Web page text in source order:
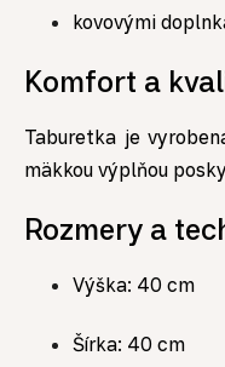
kovovými
Komfort a
Taburetka je
mäkkou výplňou
Rozmery a
Výška: 40 cm
Šírka: 40 cm